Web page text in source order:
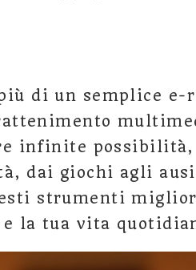
di un semplice e-
infinite
dai giochi agli
strumenti
la tua vita